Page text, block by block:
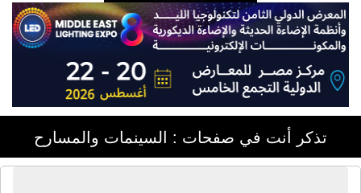
تذكر أنت في صفحات : السينمات والمسارح